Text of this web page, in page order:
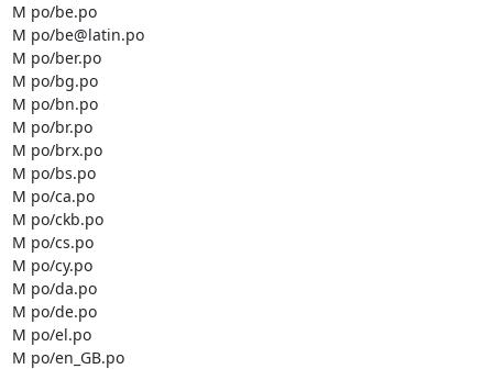
M po/be.po
M po/be@latin.po
M po/ber.po
M po/bg.po
M po/bn.po
M po/br.po
M po/brx.po
M po/bs.po
M po/ca.po
M po/ckb.po
M po/cs.po
M po/cy.po
M po/da.po
M po/de.po
M po/el.po
M po/en_GB.po